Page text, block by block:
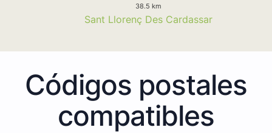
38.5 km
Sant Llorenç Des Cardassar
Códigos postales
compatibles